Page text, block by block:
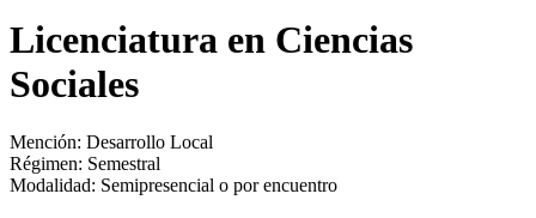
Licenciatura en Ciencias
Sociales
Mención: Desarrollo Local
Régimen: Semestral
Modalidad: Semipresencial o por encuentro